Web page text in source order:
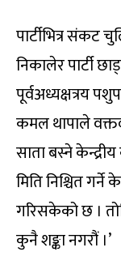
पार्टीभित्र संकट
निकालेर पार्टी
पूर्वअध्यक्षत्रय
कमल थापाले
साता बस्ने
मिति निश्चित गर्ने
गरिसकेको छ ।
कुनै शङ्का नगरौं ।’